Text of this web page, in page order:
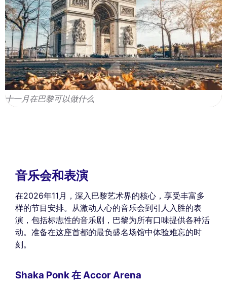
十一月在巴黎可以做什么
音乐会和表演
在2026年11月，深入巴黎艺术界的核心，享受丰富多
样的节目安排。从激动人心的音乐会到引人入胜的表
演，包括标志性的音乐剧，巴黎为所有口味提供各种活
动。准备在这座首都的最负盛名场馆中体验难忘的时
刻。
Shaka Ponk 在 Accor Arena